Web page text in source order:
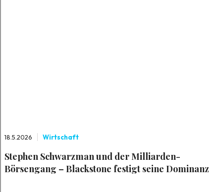
18.5.2026 Wirtschaft
Stephen Schwarzman und der Milliarden-
Börsengang – Blackstone festigt seine Dominanz